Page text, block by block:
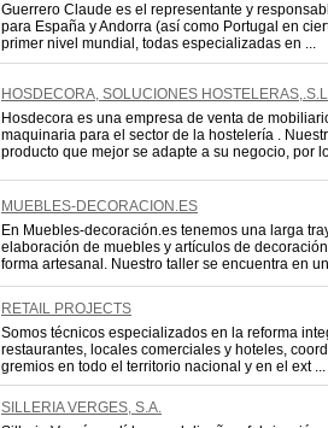
Guerrero Claude es el representante y
para España y Andorra (así como Portugal en
primer nivel mundial, todas especializadas en ...
HOSDECORA, SOLUCIONES
Hosdecora es una empresa de venta de
maquinaria para el sector de la hostelería .
producto que mejor se adapte a su negocio, por
MUEBLES-DECORACION.ES
En Muebles-decoración.es tenemos una larga
elaboración de muebles y artículos de
forma artesanal. Nuestro taller se encuentra en
RETAIL PROJECTS
Somos técnicos especializados en la reforma
restaurantes, locales comerciales y hoteles,
gremios en todo el territorio nacional y en el ext ...
SILLERIA VERGES, S.A.